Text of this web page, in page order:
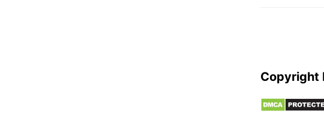
Copyright